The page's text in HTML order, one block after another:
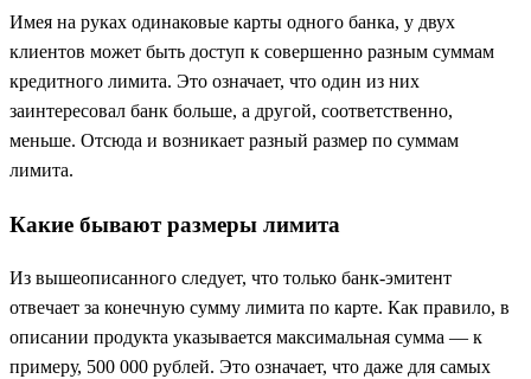
Имея на руках одинаковые карты одного банка, у двух
клиентов может быть доступ к совершенно разным суммам
кредитного лимита. Это означает, что один из них
заинтересовал банк больше, а другой, соответственно,
меньше. Отсюда и возникает разный размер по суммам
лимита.
Какие бывают размеры лимита
Из вышеописанного следует, что только банк-эмитент
отвечает за конечную сумму лимита по карте. Как правило, в
описании продукта указывается максимальная сумма — к
примеру, 500 000 рублей. Это означает, что даже для самых